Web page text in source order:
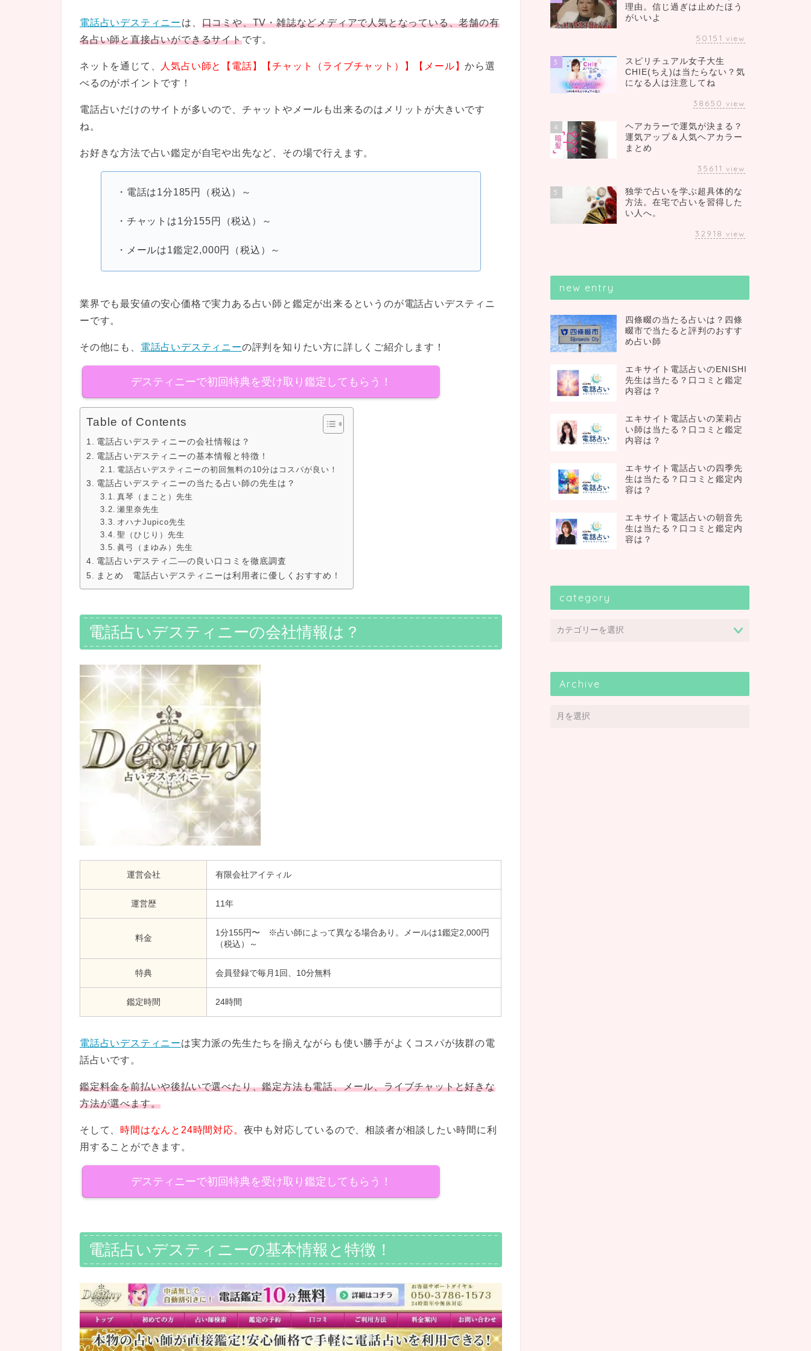
電話占いデスティニー は、 口コミや、TV・雑誌などメディアで人気となっている、老舗の有
名占い師と直接占いができるサイトです。
ネットを通じて、 人気占い師と【電話】【チャット（ライブチャット）】【メール】から選
べるのがポイントです！
電話占いだけのサイトが多いので、チャットやメールも出来るのはメリットが大きいです
ね。
お好きな方法で占い鑑定が自宅や出先など、その場で行えます。
・電話は1分185円（税込）～
・チャットは1分155円（税込）～
・メールは1鑑定2,000円（税込）～
業界でも最安値の安心価格で実力ある占い師と鑑定が出来るというのが電話占いデスティニ
ーです。
その他にも、 電話占いデスティニーの評判を知りたい方に詳しくご紹介します！
デスティニーで初回特典を受け取り鑑定してもらう！
Table of Contents
電話占いデスティニーの会社情報は？
電話占いデスティニーの基本情報と特徴！
電話占いデスティニーの初回無料の10分はコスパが良い！
電話占いデスティニーの当たる占い師の先生は？
真琴（まこと）先生
瀬里奈先生
オハナJupico先生
聖（ひじり）先生
眞弓（まゆみ）先生
電話占いデスティ二―の良い口コミを徹底調査
まとめ 電話占いデスティニーは利用者に優しくおすすめ！
電話占いデスティニーの会社情報は？
運営会社 有限会社アイティル
運営歴 11年
料金
1分155円〜 ※占い師によって異なる場合あり。メールは1鑑定2,000円
（税込）～
特典 会員登録で毎月1回、10分無料
鑑定時間 24時間
電話占いデスティニーは実力派の先生たちを揃えながらも使い勝手がよくコスパが抜群の電
話占いです。
鑑定料金を前払いや後払いで選べたり、鑑定方法も電話、メール、ライブチャットと好きな
方法が選べます。
そして、 時間はなんと24時間対応。 夜中も対応しているので、相談者が相談したい時間に利
用することができます。
デスティニーで初回特典を受け取り鑑定してもらう！
電話占いデスティニーの基本情報と特徴！
理由。信じ過ぎは止めたほう
がいいよ
50151 view
3
スピリチュアル女子大生
CHIE(ちえ)は当たらない？気
になる人は注意してね
38650 view
4
ヘアカラーで運気が決まる？
運気アップ＆人気ヘアカラー
まとめ
35611 view
5
独学で占いを学ぶ超具体的な
方法。在宅で占いを習得した
い人へ。
32918 view
new entry
四條畷の当たる占いは？四條
畷市で当たると評判のおすす
め占い師
エキサイト電話占いのENISHI
先生は当たる？口コミと鑑定
内容は？
エキサイト電話占いの茉莉占
い師は当たる？口コミと鑑定
内容は？
エキサイト電話占いの四季先
生は当たる？口コミと鑑定内
容は？
エキサイト電話占いの朝音先
生は当たる？口コミと鑑定内
容は？
category
Archive